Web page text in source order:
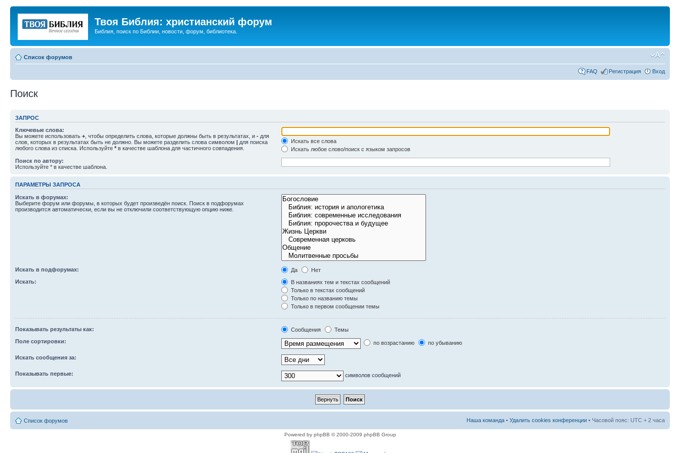
Твоя Библия: христианский форум
Библия, поиск по Библии, новости, форум, библиотека.
Список форумов
FAQ Регистрация Вход
Поиск
ЗАПРОС
Ключевые слова:
Вы можете использовать + , чтобы определить слова, которые должны быть в результатах, и - для
слов, которых в результатах быть не должно. Вы можете разделить слова символом | для поиска
любого слова из списка. Используйте * в качестве шаблона для частичного совпадения.
Искать все слова
Искать любое слово/поиск с языком запросов
Поиск по автору:
Используйте * в качестве шаблона.
ПАРАМЕТРЫ ЗАПРОСА
Искать в форумах:
Выберите форум или форумы, в которых будет произведён поиск. Поиск в подфорумах
производится автоматически, если вы не отключили соответствующую опцию ниже.
Искать в подфорумах: Да
Нет
Искать:
В названиях тем и текстах сообщений
Только в текстах сообщений
Только по названию темы
Только в первом сообщении темы
Показывать результаты как: Сообщения
Темы
Поле сортировки:
по возрастанию по убыванию
Искать сообщения за:
Показывать первые: символов сообщений
Список форумов Наша команда • Удалить cookies конференции • Часовой пояс: UTC + 2 часа
Powered by phpBB © 2000-2009 phpBB Group